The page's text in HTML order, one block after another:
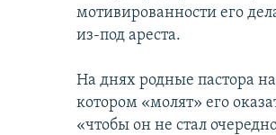
мотивированности его
из-под ареста.
На днях родные пастора
котором «молят» его
«чтобы он не стал